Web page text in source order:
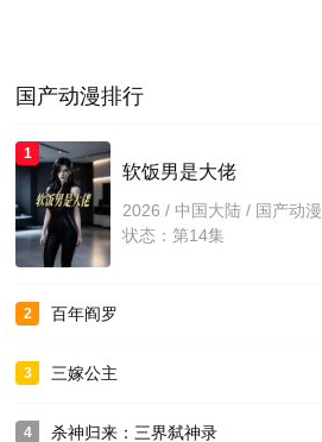
国产动漫排行
1
软饭男是大佬
2026 / 中国大陆 / 国产动漫
状态：第14集
2 百年阎罗
3 三嫁公主
4 杀神归来：三界弑神录